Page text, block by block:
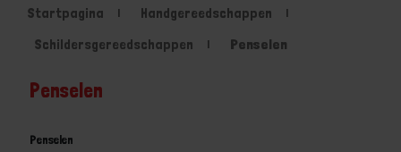
Startpagina
Handgereedschappen
Schildersgereedschappen
Penselen
Penselen
Penselen